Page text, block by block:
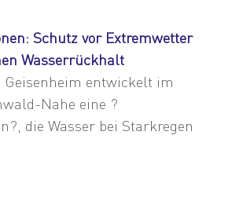
Schutz vor Extremwetter
Wasserrückhalt
Geisenheim entwickelt im
Nahe eine ?
die Wasser bei Starkregen